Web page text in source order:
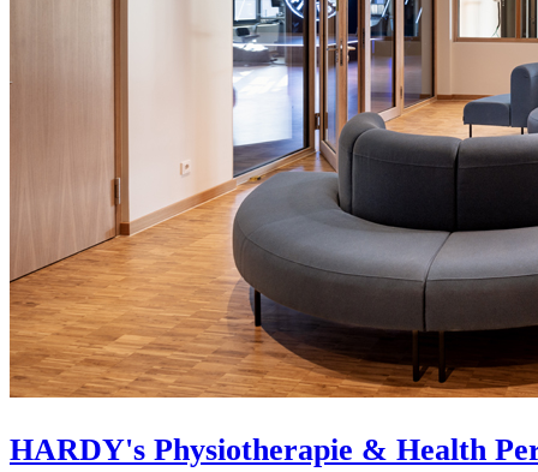
HARDY's Physiotherapie & Health